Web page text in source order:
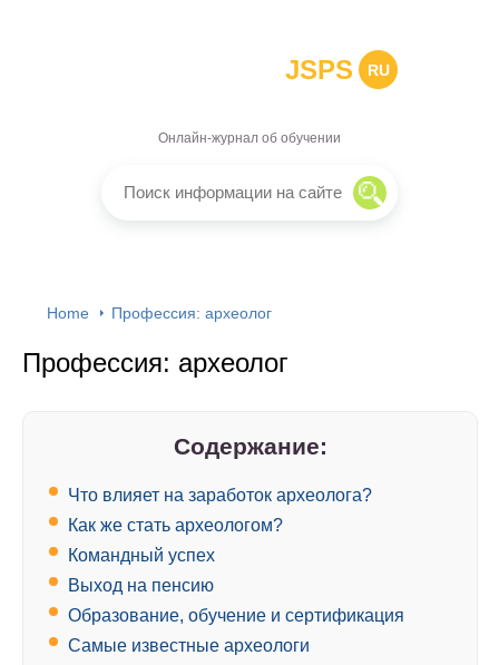
JSPS RU
Онлайн-журнал об обучении
Home Профессия: археолог
Профессия: археолог
Содержание:
Что влияет на заработок археолога?
Как же стать археологом?
Командный успех
Выход на пенсию
Образование, обучение и сертификация
Самые известные археологи